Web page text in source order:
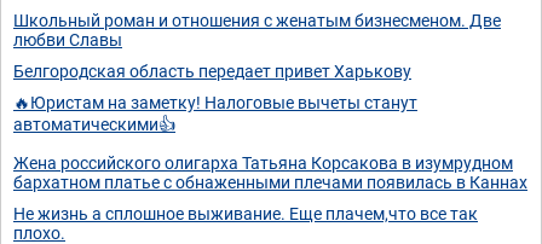
Школьный роман и отношения с женатым бизнесменом. Две
любви Славы
Белгородская область передает привет Харькову
🔥Юристам на заметку! Налоговые вычеты станут
автоматическими👍
Жена российского олигарха Татьяна Корсакова в изумрудном
бархатном платье с обнаженными плечами появилась в Каннах
Не жизнь а сплошное выживание. Еще плачем,что все так
плохо.